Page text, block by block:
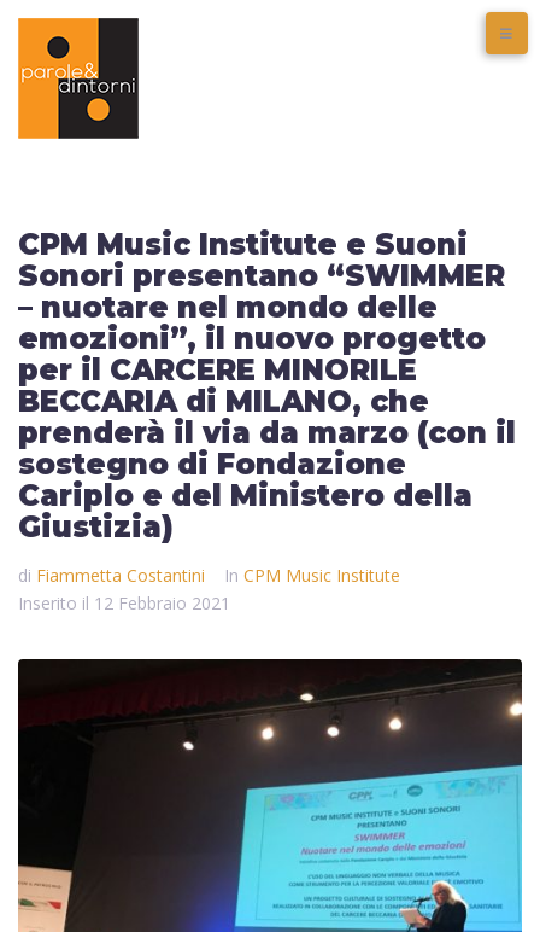
CPM Music Institute e Suoni
Sonori presentano “SWIMMER
– nuotare nel mondo delle
emozioni”, il nuovo progetto
per il CARCERE MINORILE
BECCARIA di MILANO, che
prenderà il via da marzo (con il
sostegno di Fondazione
Cariplo e del Ministero della
Giustizia)
di Fiammetta Costantini In CPM Music Institute
Inserito il 12 Febbraio 2021